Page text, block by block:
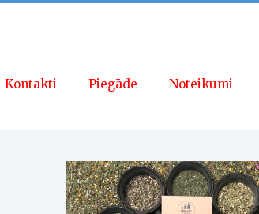
Kontakti Piegāde Noteikumi